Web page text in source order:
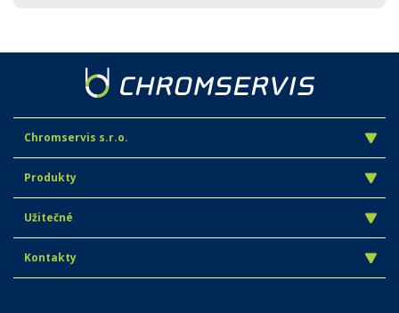
Chromservis s.r.o.
Produkty
Užitečné
Kontakty